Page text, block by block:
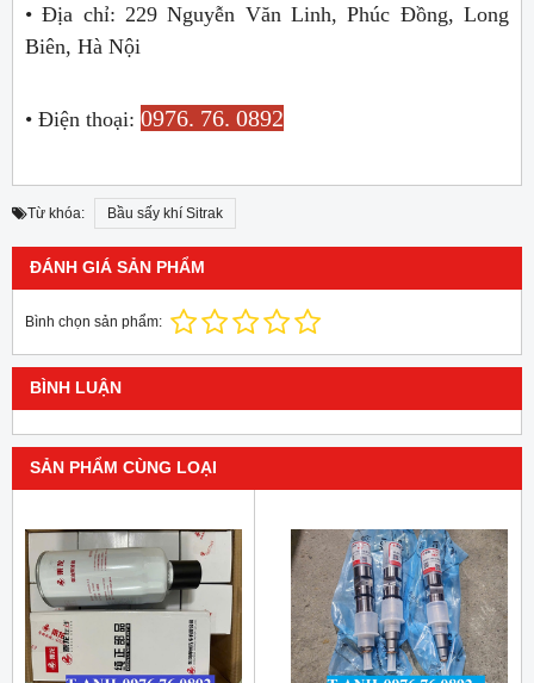
• Địa chỉ: 229 Nguyễn Văn Linh, Phúc Đồng, Long
Biên, Hà Nội
• Điện thoại: 0976. 76. 0892
Từ khóa: Bầu sấy khí Sitrak
ĐÁNH GIÁ SẢN PHẨM
Bình chọn sản phẩm:
BÌNH LUẬN
SẢN PHẨM CÙNG LOẠI